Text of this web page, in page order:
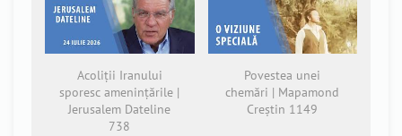
Acoliții Iranului
sporesc amenințările |
Jerusalem Dateline
738
Povestea unei
chemări | Mapamond
Creștin 1149